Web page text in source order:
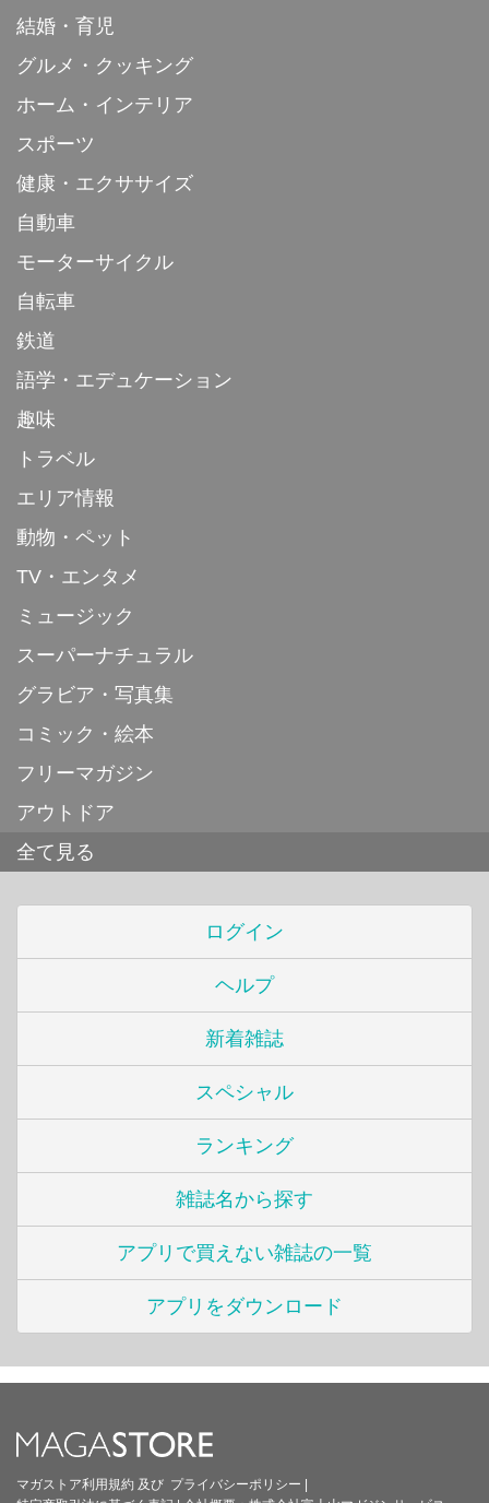
結婚・育児
グルメ・クッキング
ホーム・インテリア
スポーツ
健康・エクササイズ
自動車
モーターサイクル
自転車
鉄道
語学・エデュケーション
趣味
トラベル
エリア情報
動物・ペット
TV・エンタメ
ミュージック
スーパーナチュラル
グラビア・写真集
コミック・絵本
フリーマガジン
アウトドア
全て見る
ログイン
ヘルプ
新着雑誌
スペシャル
ランキング
雑誌名から探す
アプリで買えない雑誌の一覧
アプリをダウンロード
マガストア利用規約 及び プライバシーポリシー |